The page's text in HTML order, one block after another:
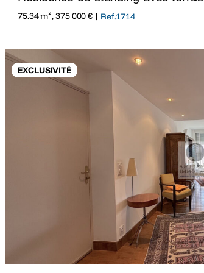
75.34 m², 375 000 € | Ref.1714
EXCLUSIVITÉ